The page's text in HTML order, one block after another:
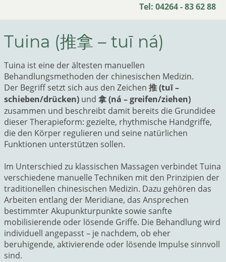
Tel: 04264 - 83 62 88
Tuina (推拿 – tuī ná)
Tuina ist eine der ältesten manuellen
Behandlungsmethoden der chinesischen Medizin.
Der Begriff setzt sich aus den Zeichen 推 (tuī –
schieben/drücken) und 拿 (ná – greifen/ziehen)
zusammen und beschreibt damit bereits die Grundidee
dieser Therapieform: gezielte, rhythmische Handgriffe,
die den Körper regulieren und seine natürlichen
Funktionen unterstützen sollen.
Im Unterschied zu klassischen Massagen verbindet Tuina
verschiedene manuelle Techniken mit den Prinzipien der
traditionellen chinesischen Medizin. Dazu gehören das
Arbeiten entlang der Meridiane, das Ansprechen
bestimmter Akupunkturpunkte sowie sanfte
mobilisierende oder lösende Griffe. Die Behandlung wird
individuell angepasst – je nachdem, ob eher
beruhigende, aktivierende oder lösende Impulse sinnvoll
sind.